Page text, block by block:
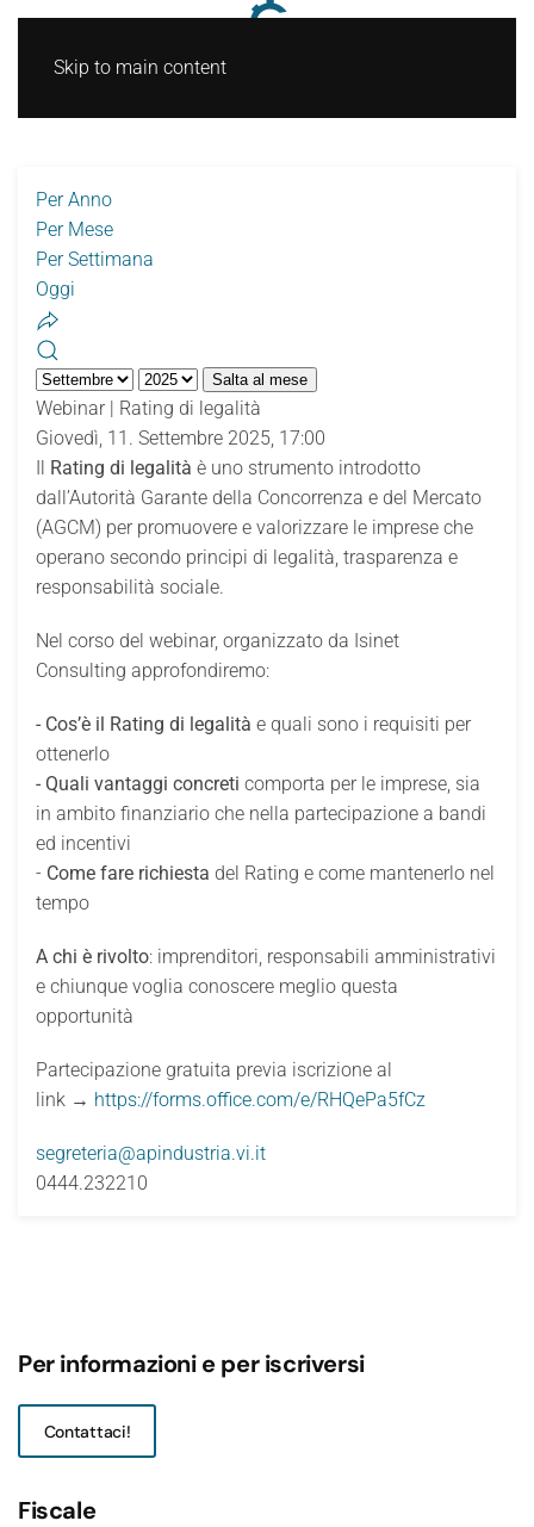
Skip to main content
Per Anno
Per Mese
Per Settimana
Oggi
Salta al mese
Webinar | Rating di legalità
Giovedì, 11. Settembre 2025, 17:00
Il Rating di legalità è uno strumento introdotto
dall’Autorità Garante della Concorrenza e del Mercato
(AGCM) per promuovere e valorizzare le imprese che
operano secondo principi di legalità, trasparenza e
responsabilità sociale.
Nel corso del webinar, organizzato da Isinet
Consulting approfondiremo:
- Cos’è il Rating di legalità e quali sono i requisiti per
ottenerlo
- Quali vantaggi concreti comporta per le imprese, sia
in ambito finanziario che nella partecipazione a bandi
ed incentivi
- Come fare richiesta del Rating e come mantenerlo nel
tempo
A chi è rivolto: imprenditori, responsabili amministrativi
e chiunque voglia conoscere meglio questa
opportunità
Partecipazione gratuita previa iscrizione al
link → https://forms.office.com/e/RHQePa5fCz
segreteria@apindustria.vi.it
0444.232210
Per informazioni e per iscriversi
Contattaci!
Fiscale